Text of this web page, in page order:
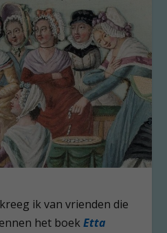
ik van vrienden die
het boekEtta